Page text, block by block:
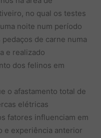
no qual os testes
noite num período
de carne numa
e realizado
dos felinos em
o afastamento total de
elétricas
fatores influenciam em
e experiência anterior